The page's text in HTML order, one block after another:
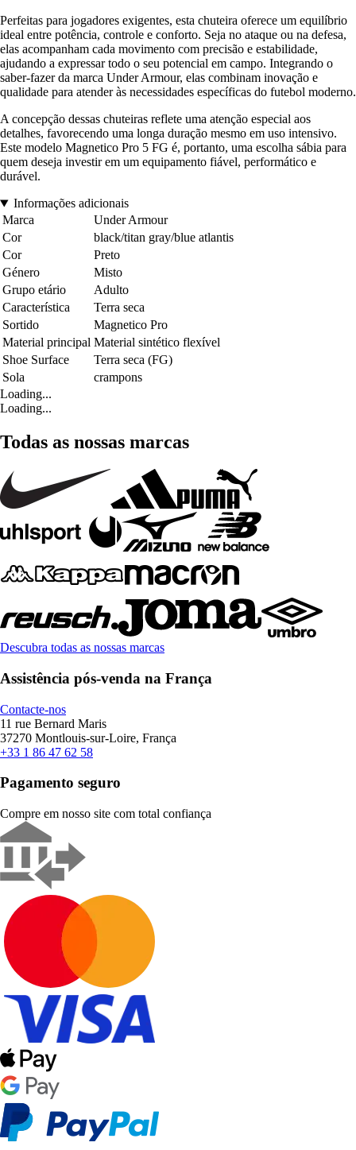
Perfeitas para jogadores exigentes, esta chuteira oferece um equilíbrio
ideal entre potência, controle e conforto. Seja no ataque ou na defesa,
elas acompanham cada movimento com precisão e estabilidade,
ajudando a expressar todo o seu potencial em campo. Integrando o
saber-fazer da marca Under Armour, elas combinam inovação e
qualidade para atender às necessidades específicas do futebol moderno.
A concepção dessas chuteiras reflete uma atenção especial aos
detalhes, favorecendo uma longa duração mesmo em uso intensivo.
Este modelo Magnetico Pro 5 FG é, portanto, uma escolha sábia para
quem deseja investir em um equipamento fiável, performático e
durável.
Informações adicionais
Marca
Under Armour
Cor
black/titan gray/blue atlantis
Cor
Preto
Género
Misto
Grupo etário
Adulto
Característica
Terra seca
Sortido
Magnetico Pro
Material principal Material sintético flexível
Shoe Surface
Terra seca (FG)
Sola
crampons
Loading...
Loading...
Todas as nossas marcas
Descubra todas as nossas marcas
Assistência pós-venda na França
Contacte-nos
11 rue Bernard Maris
37270 Montlouis-sur-Loire, França
+33 1 86 47 62 58
Pagamento seguro
Compre em nosso site com total confiança